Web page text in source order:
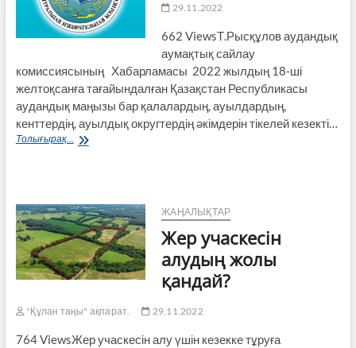
29.11.2022
662 ViewsТ.Рысқұлов аудандық
аумақтық сайлау
комиссиясының Хабарламасы 2022 жылдың 18-ші
желтоқсанға тағайындалған Қазақстан Республикасы
аудандық маңызы бар қалалардың, ауылдардың,
кенттердің, ауылдық округтердің әкімдерін тікелей кезекті…
Толығырақ...
ЖАҢАЛЫҚТАР
Жер учаскесін
алудың жолы
қандай?
"Құлан таңы" ақпарат. 29.11.2022
764 ViewsЖер учаскесін алу үшін кезекке тұруға